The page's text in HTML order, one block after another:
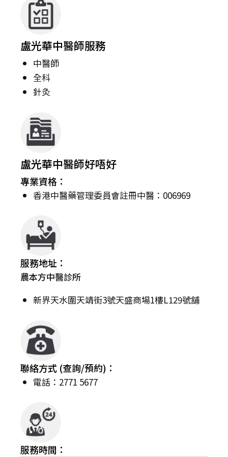
盧光華中醫師服務
中醫師
全科
針灸
盧光華中醫師好唔好
專業資格：
香港中醫藥管理委員會註冊中醫：006969
服務地址：
農本方中醫診所
新界天水圍天靖街3號天盛商場1樓L129號舖
聯絡方式 (查詢/預約)：
電話：2771 5677
服務時間：